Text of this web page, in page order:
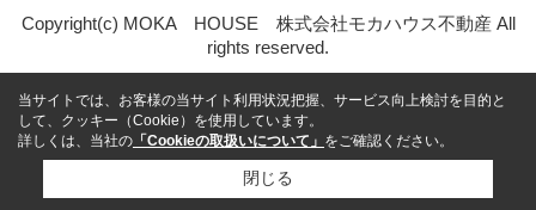
Copyright(c) MOKA HOUSE 株式会社モカハウス不動産 All
rights reserved.
当サイトでは、お客様の当サイト利用状況把握、サービス向上検討を目的と
して、クッキー（Cookie）を使用しています。
詳しくは、当社の 「Cookieの取扱いについて」 をご確認ください。
閉じる